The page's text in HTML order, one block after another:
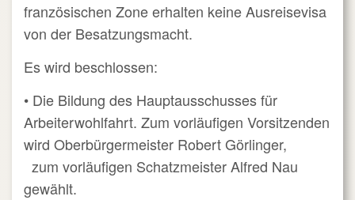
französischen Zone erhalten keine Ausreisevisa
von der Besatzungsmacht.
Es wird beschlossen:
• Die Bildung des Hauptausschusses für
Arbeiterwohlfahrt. Zum vorläufigen Vorsitzenden
wird Oberbürgermeister Robert Görlinger,
zum vorläufigen Schatzmeister Alfred Nau
gewählt.